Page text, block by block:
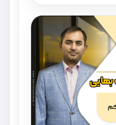
پروژه مهندسی
ارائه شده و به تمام
فعالیت هستند حتما
نمایند.